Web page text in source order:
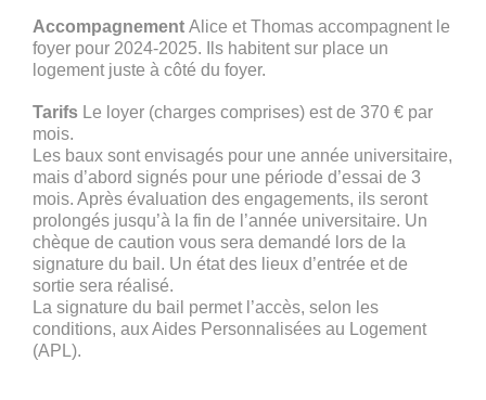
Accompagnement Alice et Thomas accompagnent le
foyer pour 2024-2025. Ils habitent sur place un
logement juste à côté du foyer.
Tarifs Le loyer (charges comprises) est de 370 € par
mois.
Les baux sont envisagés pour une année universitaire,
mais d’abord signés pour une période d’essai de 3
mois. Après évaluation des engagements, ils seront
prolongés jusqu’à la fin de l’année universitaire. Un
chèque de caution vous sera demandé lors de la
signature du bail. Un état des lieux d’entrée et de
sortie sera réalisé.
La signature du bail permet l’accès, selon les
conditions, aux Aides Personnalisées au Logement
(APL).